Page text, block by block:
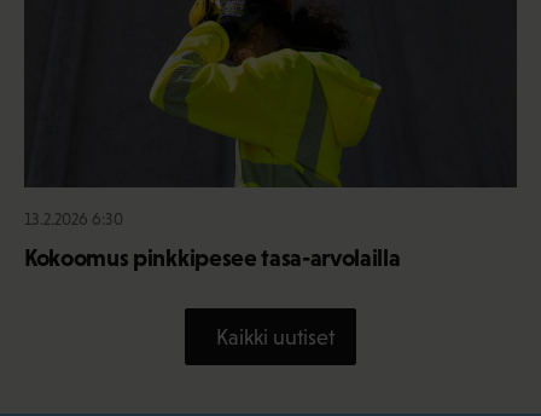
13.2.2026 6:30
Kokoomus pinkkipesee tasa-arvolailla
Kaikki uutiset